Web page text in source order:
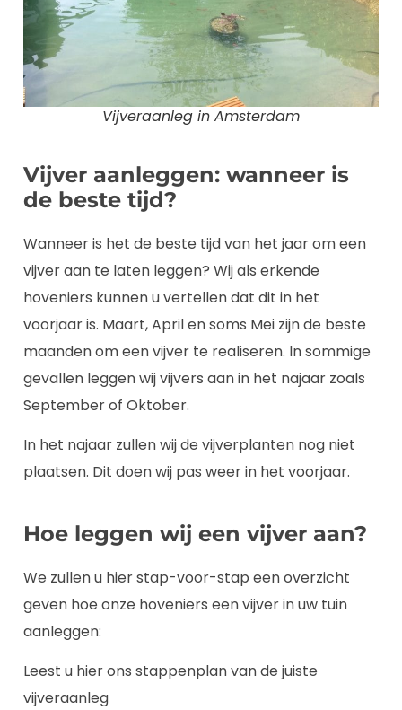
Vijveraanleg in Amsterdam
Vijver aanleggen: wanneer is
de beste tijd?
Wanneer is het de beste tijd van het jaar om een
vijver aan te laten leggen? Wij als erkende
hoveniers kunnen u vertellen dat dit in het
voorjaar is. Maart, April en soms Mei zijn de beste
maanden om een vijver te realiseren. In sommige
gevallen leggen wij vijvers aan in het najaar zoals
September of Oktober.
In het najaar zullen wij de vijverplanten nog niet
plaatsen. Dit doen wij pas weer in het voorjaar.
Hoe leggen wij een vijver aan?
We zullen u hier stap-voor-stap een overzicht
geven hoe onze hoveniers een vijver in uw tuin
aanleggen:
Leest u hier ons stappenplan van de juiste
vijveraanleg